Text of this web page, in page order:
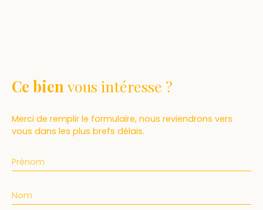
Ce bien vous intéresse ?
Merci de remplir le formulaire, nous reviendrons vers
vous dans les plus brefs délais.
Prénom
Nom